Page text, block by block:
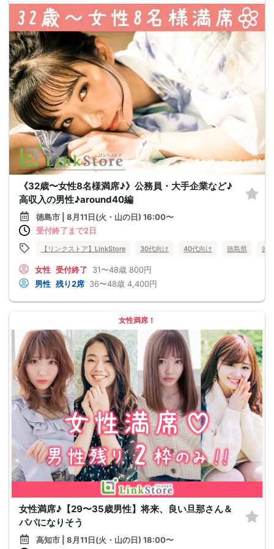
《32歳〜女性8名様満席♪》公務員・大手企業など♪
高収入の男性♪around40編
徳島市 | 8月11日(火・山の日) 16:00〜
受付終了まで2日
【リンクストア】LinkStore 30代向け 40代向け 徳島県 徳
女性 受付終了 31〜48歳 800円
男性 残り2席 36〜48歳 4,400円
女性満席！
女性満席♪【29〜35歳男性】将来、良い旦那さん＆
パパになりそう
高知市 | 8月11日(火・山の日) 18:00〜